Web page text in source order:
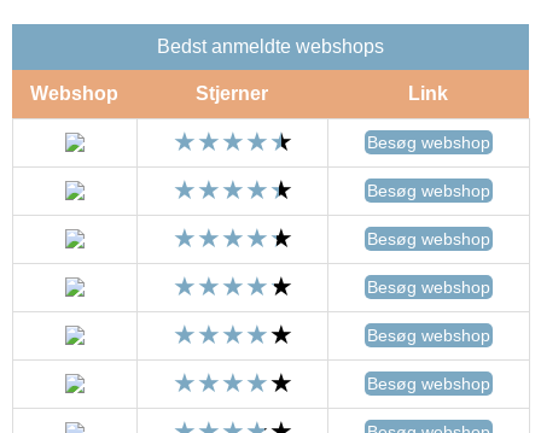
Bedst anmeldte webshops
Webshop Stjerner Link
Besøg webshop
Besøg webshop
Besøg webshop
Besøg webshop
Besøg webshop
Besøg webshop